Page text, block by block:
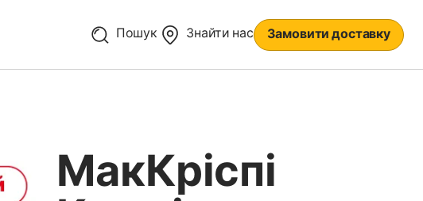
Пошук Знайти нас Замовити доставку
МакКріспі